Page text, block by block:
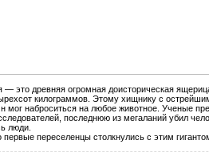
— это древняя огромная доисторическая
килограммов. Этому хищнику с
мог наброситься на любое животное. Ученые
последнюю из мегаланий убил
люди.
первые переселенцы столкнулись с этим